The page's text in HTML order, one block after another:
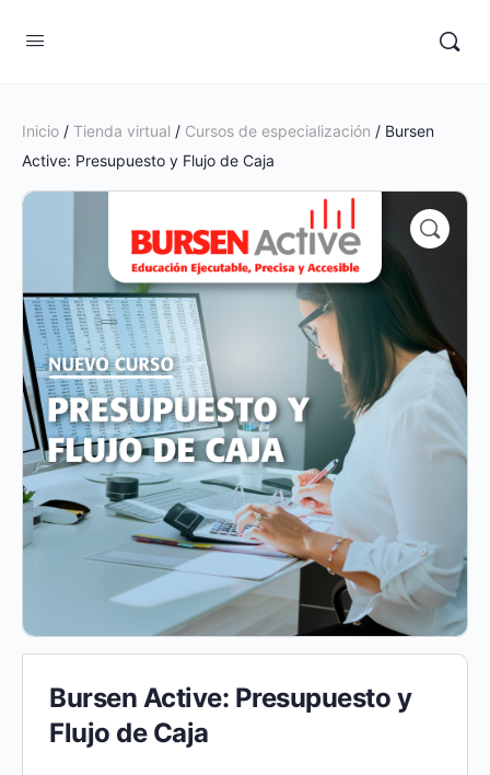
Inicio / Tienda virtual / Cursos de especialización / Bursen
Active: Presupuesto y Flujo de Caja
Bursen Active: Presupuesto y
Flujo de Caja